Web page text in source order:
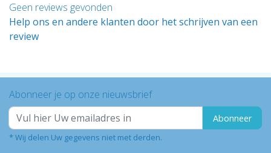
Geen reviews gevonden
Help ons en andere klanten door het schrijven van een
review
Abonneer je op onze nieuwsbrief
Abonneer
* Wij delen Uw gegevens niet met derden.